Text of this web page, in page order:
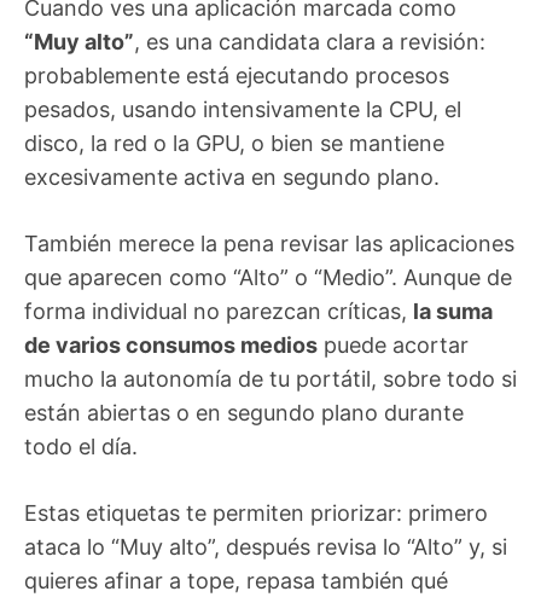
Cuando ves una aplicación marcada como
“Muy alto”, es una candidata clara a revisión:
probablemente está ejecutando procesos
pesados, usando intensivamente la CPU, el
disco, la red o la GPU, o bien se mantiene
excesivamente activa en segundo plano.
También merece la pena revisar las aplicaciones
que aparecen como “Alto” o “Medio”. Aunque de
forma individual no parezcan críticas, la suma
de varios consumos medios puede acortar
mucho la autonomía de tu portátil, sobre todo si
están abiertas o en segundo plano durante
todo el día.
Estas etiquetas te permiten priorizar: primero
ataca lo “Muy alto”, después revisa lo “Alto” y, si
quieres afinar a tope, repasa también qué